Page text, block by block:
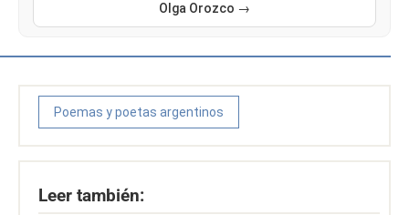
Olga Orozco →
Poemas y poetas argentinos
Leer también: